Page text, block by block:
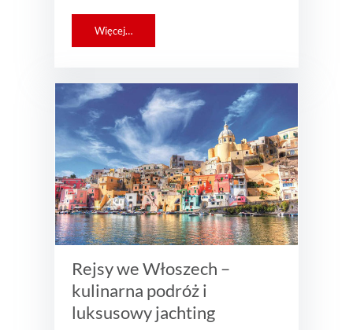
Więcej…
Rejsy we Włoszech –
kulinarna podróż i
luksusowy jachting